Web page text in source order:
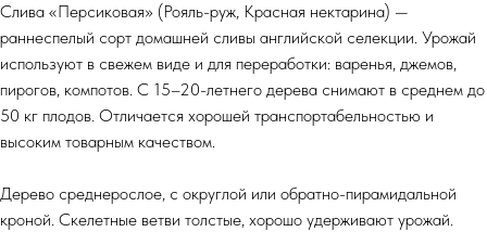
Слива «Персиковая» (Рояль-руж, Красная нектарина) —
раннеспелый сорт домашней сливы английской селекции. Урожай
используют в свежем виде и для переработки: варенья, джемов,
пирогов, компотов. С 15–20-летнего дерева снимают в среднем до
50 кг плодов. Отличается хорошей транспортабельностью и
высоким товарным качеством.
Дерево среднерослое, с округлой или обратно-пирамидальной
кроной. Скелетные ветви толстые, хорошо удерживают урожай.